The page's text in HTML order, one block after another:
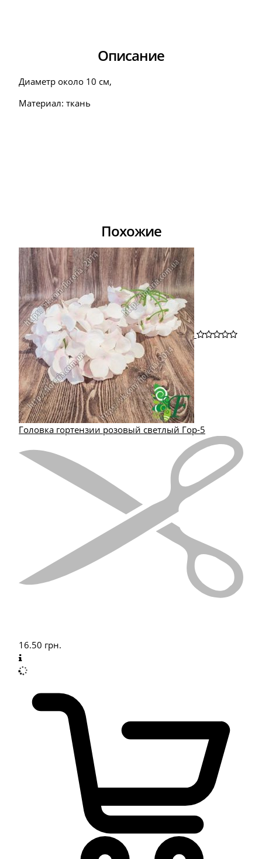
Описание
Диаметр около 10 см,
Материал: ткань
Похожие
Головка гортензии розовый светлый Гор-5
16.50 грн.